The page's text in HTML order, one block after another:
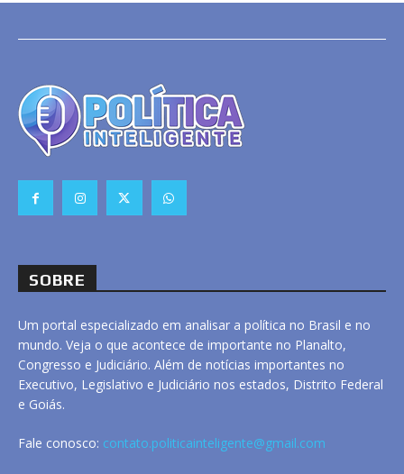
SOBRE
Um portal especializado em analisar a política no Brasil e no
mundo. Veja o que acontece de importante no Planalto,
Congresso e Judiciário. Além de notícias importantes no
Executivo, Legislativo e Judiciário nos estados, Distrito Federal
e Goiás.
Fale conosco: contato.politicainteligente@gmail.com